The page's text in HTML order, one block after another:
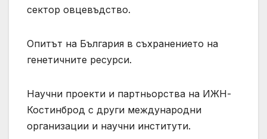
сектор овцевъдство.
Опитът на България в съхранението на
генетичните ресурси.
Научни проекти и партньорства на ИЖН-
Костинброд с други международни
организации и научни институти.